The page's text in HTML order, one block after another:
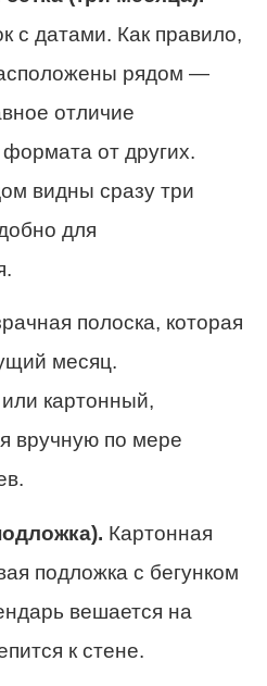
с датами. Как правило,
рядом —
отличие
формата от других.
видны сразу три
для
полоска, которая
месяц.
картонный,
вручную по мере
Картонная
подложка с бегунком
вешается на
к стене.